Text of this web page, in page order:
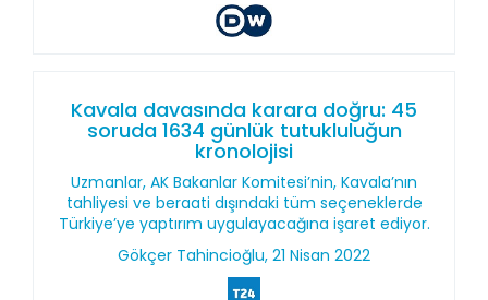
Kavala davasında karara doğru: 45
soruda 1634 günlük tutukluluğun
kronolojisi
Uzmanlar, AK Bakanlar Komitesi’nin, Kavala’nın
tahliyesi ve beraati dışındaki tüm seçeneklerde
Türkiye’ye yaptırım uygulayacağına işaret ediyor.
Gökçer Tahincioğlu, 21 Nisan 2022